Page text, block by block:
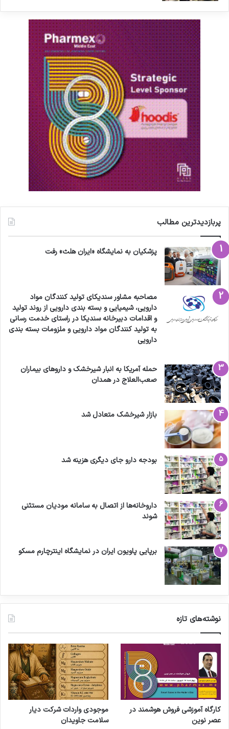
پربازدیدترین مطالب
پزشکیان به نمایشگاه «ایران هلث» رفت
مصاحبه مشاور سندیکای تولید کنندگان مواد
دارویی، شیمیایی و بسته بندی دارویی از روند تولید
و اقدامات دبیرخانه سندیکا در راستای خدمت رسانی
به تولید کنندگان مواد دارویی و ملزومات بسته بندی
دارویی
حمله آمریکا به انبار شیرخشک و داروهای بیماران
صعب‌العلاج در همدان
بازار شیرخشک متعادل شد
بودجه دارو جای دیگری هزینه شد
داروخانه‌ها از اتصال به سامانه مودیان مستثنی
شوند
برپایی پاویون ایران در نمایشگاه اینترچارم مسکو
نوشته‌های تازه
کارگاه آموزشی فروش هوشمند در
عصر نوین
موجودی واردات شرکت دیار
سلامت جاویدان